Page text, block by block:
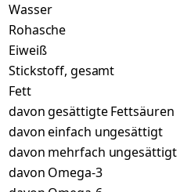
Wasser
Rohasche
Eiweiß
Stickstoff, gesamt
Fett
davon gesättigte Fettsäuren
davon einfach ungesättigt
davon mehrfach ungesättigt
davon Omega-3